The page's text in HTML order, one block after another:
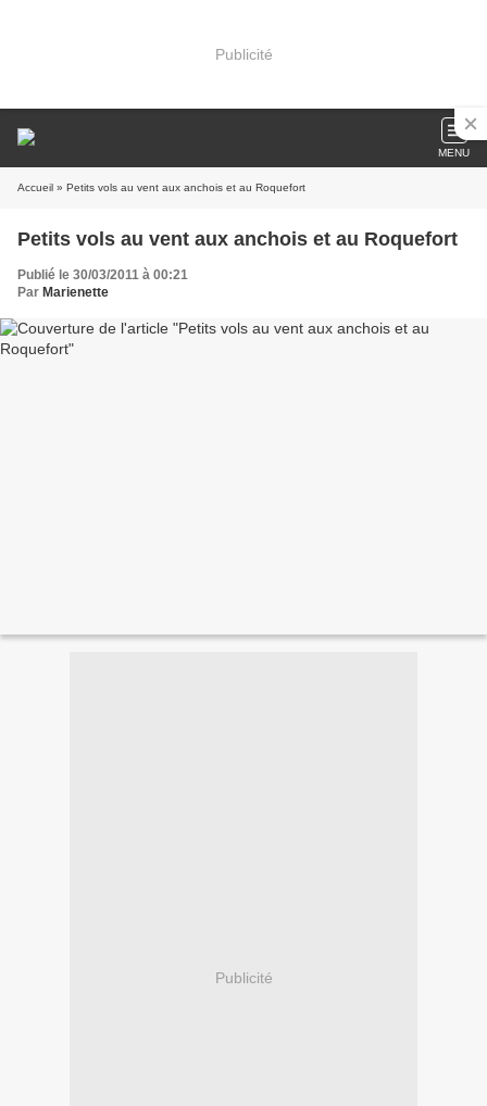
Publicité
MENU
Accueil » Petits vols au vent aux anchois et au Roquefort
Petits vols au vent aux anchois et au Roquefort
Publié le 30/03/2011 à 00:21
Par Marienette
Publicité